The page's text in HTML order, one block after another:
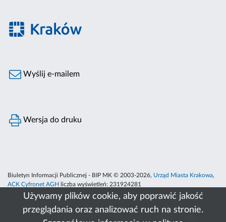
Używamy plików cookie, aby poprawić jakość
przeglądania oraz analizować ruch na stronie.
Wyślij e-mailem
Wersja do druku
Biuletyn Informacji Publicznej - BIP MK © 2003-2026, Urząd Miasta Krakowa,
ACK Cyfronet AGH
liczba wyświetleń: 231924281